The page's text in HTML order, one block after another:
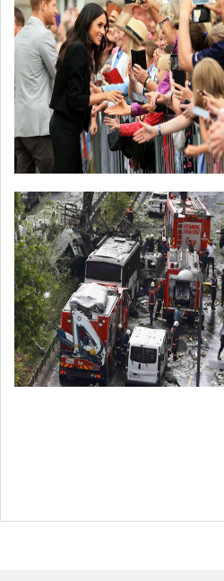
哈里与梅根亮相都柏林街头接受民众